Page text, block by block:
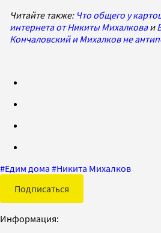
Читайте также: Что общего у
интернета от Никиты Михалковаи
Кончаловский и Михалков не
#Едим дома #Никита Михалков
Подписаться
Информация: